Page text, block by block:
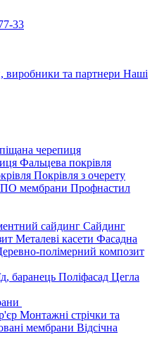
33
виробники та партнери Наші
черепиця
Фальцева покрівля
Покрівля з очерету
мембрани Профнастил
сайдинг Сайдинг
Металеві касети Фасадна
полімерний композит
баранець Поліфасад Цегла
Монтажні стрічки та
мембрани Відсічна